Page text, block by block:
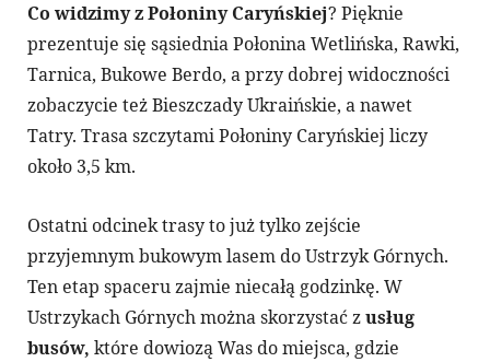
Co widzimy z Połoniny Caryńskiej? Pięknie
prezentuje się sąsiednia Połonina Wetlińska, Rawki,
Tarnica, Bukowe Berdo, a przy dobrej widoczności
zobaczycie też Bieszczady Ukraińskie, a nawet
Tatry. Trasa szczytami Połoniny Caryńskiej liczy
około 3,5 km.
Ostatni odcinek trasy to już tylko zejście
przyjemnym bukowym lasem do Ustrzyk Górnych.
Ten etap spaceru zajmie niecałą godzinkę. W
Ustrzykach Górnych można skorzystać zusług
busów, które dowiozą Was do miejsca, gdzie